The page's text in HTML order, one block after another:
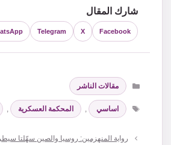
شارك المقال
Facebook
X
Telegram
التصنيفات
مقالات الناشر
الوسوم
اساسي , المحكمة العسكرية ,
رواية المنهزمين: روسيا والصين سهّلتا